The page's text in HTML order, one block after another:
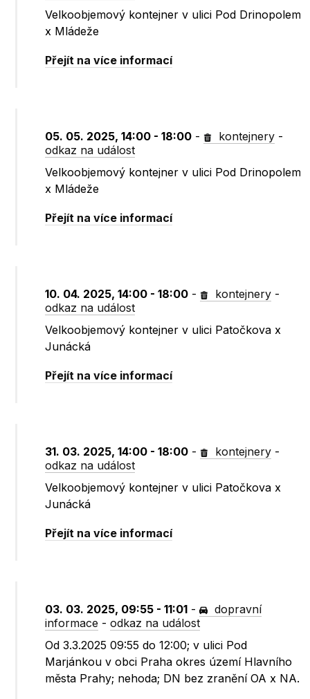
Velkoobjemový kontejner v ulici Pod Drinopolem
x Mládeže
Přejít na více informací
05. 05. 2025, 14:00 - 18:00 - kontejnery -
odkaz na událost
Velkoobjemový kontejner v ulici Pod Drinopolem
x Mládeže
Přejít na více informací
10. 04. 2025, 14:00 - 18:00 - kontejnery -
odkaz na událost
Velkoobjemový kontejner v ulici Patočkova x
Junácká
Přejít na více informací
31. 03. 2025, 14:00 - 18:00 - kontejnery -
odkaz na událost
Velkoobjemový kontejner v ulici Patočkova x
Junácká
Přejít na více informací
03. 03. 2025, 09:55 - 11:01 -
dopravní
informace -odkaz na událost
Od 3.3.2025 09:55 do 12:00; v ulici Pod
Marjánkou v obci Praha okres území Hlavního
města Prahy; nehoda; DN bez zranění OA x NA.